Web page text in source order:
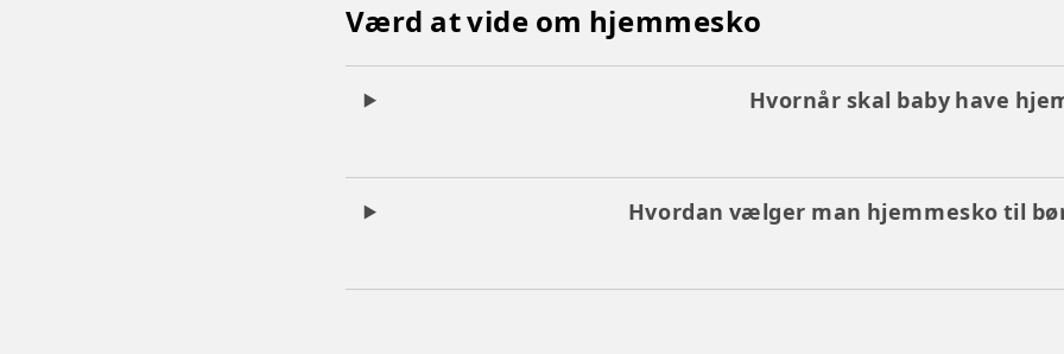
Værd at vide om hjemmesko
Hvornår skal baby have
Hvordan vælger man hjemmesko til